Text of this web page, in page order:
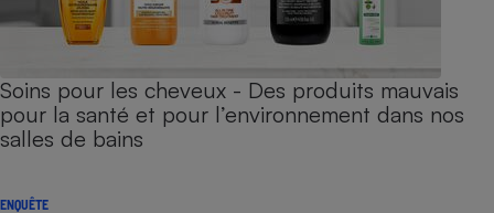
Soins pour les cheveux - Des produits mauvais
pour la santé et pour l’environnement dans nos
salles de bains
ENQUÊTE